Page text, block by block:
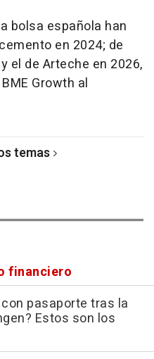
bolsa española han
en 2024; de
el de Arteche en 2026,
Growth al
temas
financiero
pasaporte tras la
Estos son los